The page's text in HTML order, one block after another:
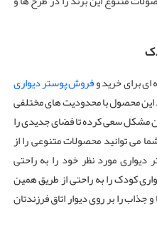
برای خرید وفروش پوستر دیواری
این محصول با محدودیت های مختلفی
مشکل سعی کرده تا فضای جدیدی را
می توانید محصولات متنوعی را از
مورد نظر خود را به راحتی
کودک را به راحتی از طریق همین
را بر روی دیوار اتاق فرزندتان